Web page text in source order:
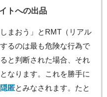
トへの出品
まおう」とRMT（リアル
るのは最も危険な行為で
と判断された場合、それ
なります。これを勝手に
匿とみなされます。たと